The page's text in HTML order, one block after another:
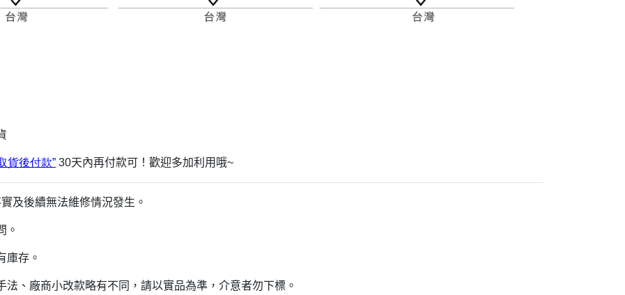
貨後付款” 30天內再付款可！歡迎多加利用哦~
及後續無法維修情況發生。
。
庫存。
、廠商小改款略有不同，請以實品為準，介意者勿下標。